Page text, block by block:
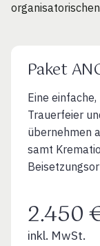
Paket
Eine
Trauerfeier
übernehmen
samt
2.450
inkl. MwSt.